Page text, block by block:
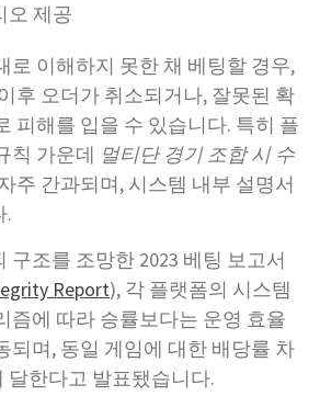
오 제공
로 이해하지 못한 채 베팅할 경우,
후 오더가 취소되거나, 잘못된 확
피해를 입을 수 있습니다. 특히 플
칙 가운데 멀티단 경기 조합 시 수
주 간과되며, 시스템 내부 설명서
.
구조를 조망한 2023 베팅 보고서
Report), 각 플랫폼의 시스템
즘에 따라 승률보다는 운영 효율
되며, 동일 게임에 대한 배당률 차
달한다고 발표됐습니다.